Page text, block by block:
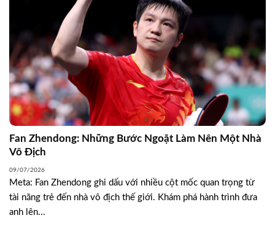
Fan Zhendong: Những Bước Ngoặt Làm Nên Một Nhà
Vô Địch
09/07/2026
Meta: Fan Zhendong ghi dấu với nhiều cột mốc quan trọng từ
tài năng trẻ đến nhà vô địch thế giới. Khám phá hành trình đưa
anh lên...